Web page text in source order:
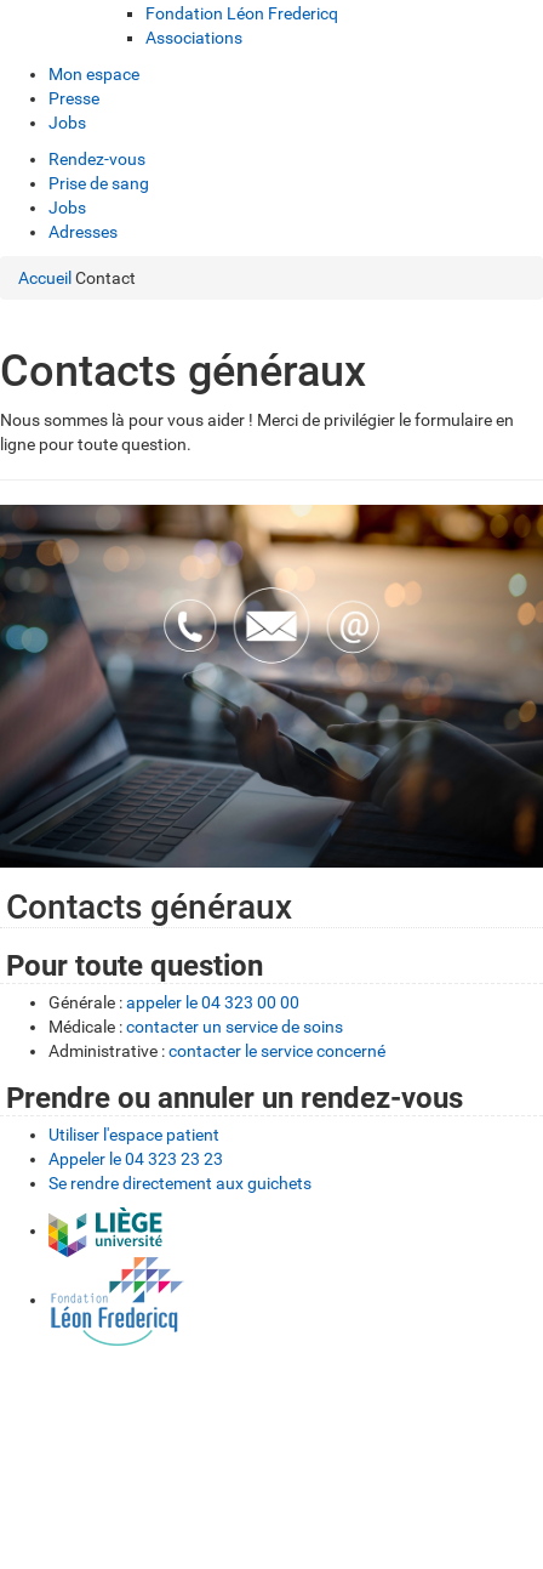
Fondation Léon Fredericq
Associations
Mon espace
Presse
Jobs
Rendez-vous
Prise de sang
Jobs
Adresses
Accueil Contact
Contacts généraux
Nous sommes là pour vous aider ! Merci de privilégier le formulaire en
ligne pour toute question.
Contacts généraux
Pour toute question
Générale :appeler le 04 323 00 00
Médicale :contacter un service de soins
Administrative :contacter le service concerné
Prendre ou annuler un rendez-vous
Utiliser l'espace patient
Appeler le 04 323 23 23
Se rendre directement aux guichets